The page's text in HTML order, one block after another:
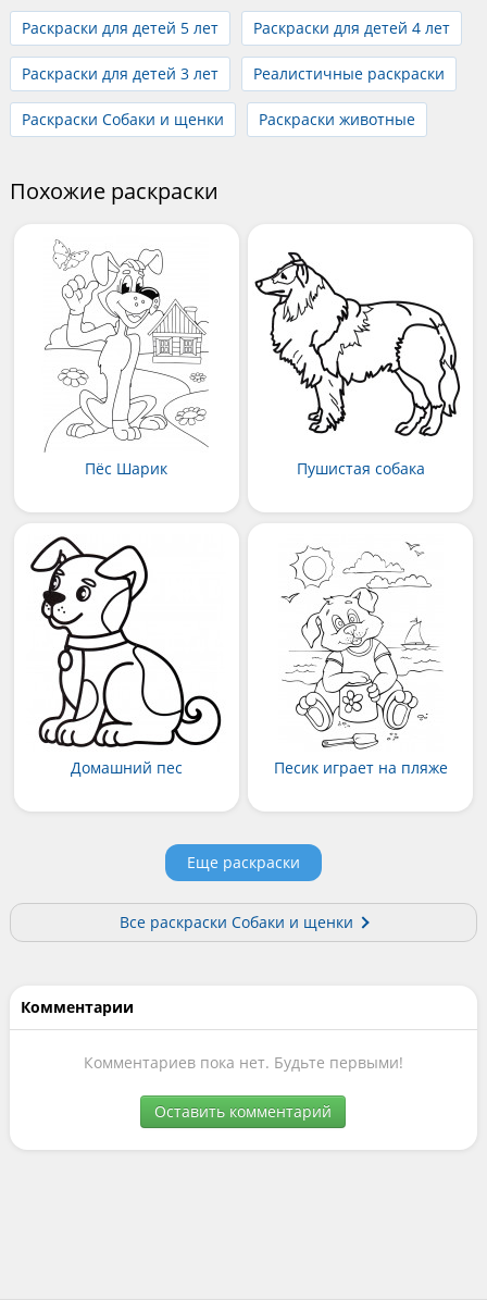
Раскраски для детей 5 лет
Раскраски для детей 4 лет
Раскраски для детей 3 лет Реалистичные раскраски
Раскраски Собаки и щенки Раскраски животные
Похожие раскраски
Пёс Шарик Пушистая собака
Домашний пес Песик играет на пляже
Еще раскраски
Все раскраски Собаки и щенки
Комментарии
Комментариев пока нет. Будьте первыми!
Оставить комментарий